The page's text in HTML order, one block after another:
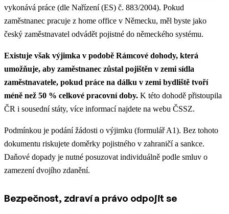
vykonává práce (dle Nařízení (ES) č. 883/2004). Pokud
zaměstnanec pracuje z home office v Německu, měl byste jako
český zaměstnavatel odvádět pojistné do německého systému.
Existuje však výjimka v podobě Rámcové dohody, která
umožňuje, aby zaměstnanec zůstal pojištěn v zemi sídla
zaměstnavatele, pokud práce na dálku v zemi bydliště tvoří
méně než 50 % celkové pracovní doby. K této dohodě přistoupila
ČR i sousední státy, více informací najdete na webu ČSSZ.
Podmínkou je podání žádosti o výjimku (formulář A1). Bez tohoto
dokumentu riskujete doměrky pojistného v zahraničí a sankce.
Daňové dopady je nutné posuzovat individuálně podle smluv o
zamezení dvojího zdanění.
Bezpečnost, zdraví a právo odpojit se